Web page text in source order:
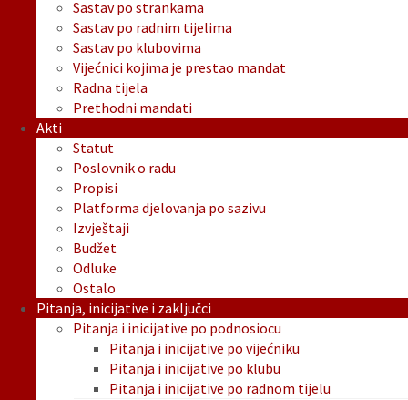
Sastav po strankama
Sastav po radnim tijelima
Sastav po klubovima
Vijećnici kojima je prestao mandat
Radna tijela
Prethodni mandati
Akti
Statut
Poslovnik o radu
Propisi
Platforma djelovanja po sazivu
Izvještaji
Budžet
Odluke
Ostalo
Pitanja, inicijative i zaključci
Pitanja i inicijative po podnosiocu
Pitanja i inicijative po vijećniku
Pitanja i inicijative po klubu
Pitanja i inicijative po radnom tijelu